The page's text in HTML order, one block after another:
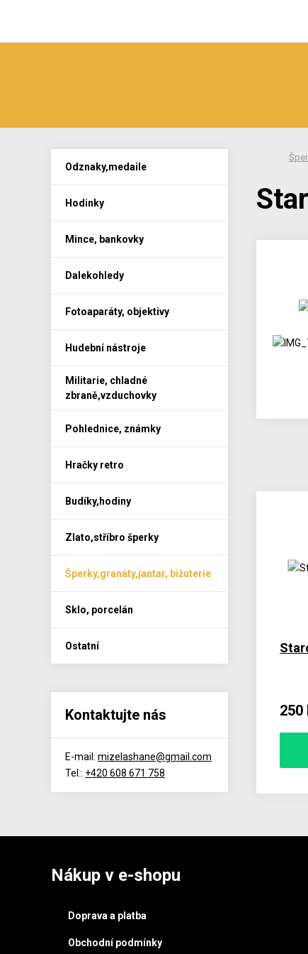
250
Odznaky,medaile
Hodinky
Mince, bankovky
Dalekohledy
Fotoaparáty, objektivy
Hudební nástroje
Militarie, chladné
zbraně,vzduchovky
Pohlednice, známky
Hračky retro
Budíky,hodiny
Zlato,stříbro šperky
Šperky,granáty,jantar, bižuterie
Sklo, porcelán
Ostatní
Kontaktujte nás
E-mail: mizelashane@gmail.com
Tel.: +420 608 671 758
Nákup v e-shopu
Doprava a platba
Obchodní podmínky